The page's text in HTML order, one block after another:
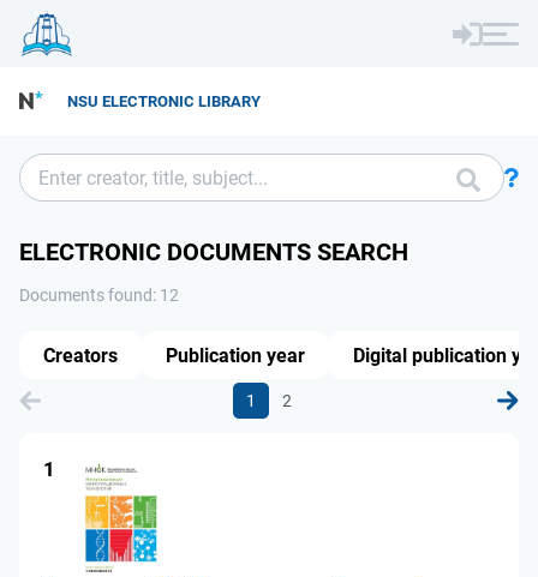
NSU ELECTRONIC LIBRARY
ELECTRONIC DOCUMENTS SEARCH
Documents found: 12
1 2
1
Creators Publication year Digital publication